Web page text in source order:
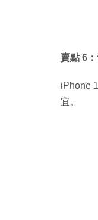
賣點 6
iPhone
宜。